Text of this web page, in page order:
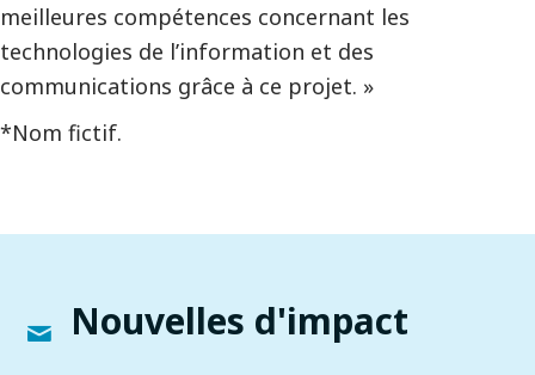
meilleures compétences concernant les
technologies de l’information et des
communications grâce à ce projet. »
*Nom fictif.
Nouvelles d'impact